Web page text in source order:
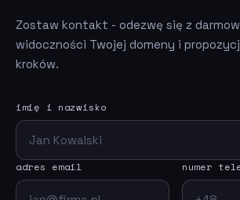
Zostaw kontakt - odezwę się z
widoczności Twojej domeny i
kroków.
imię i nazwisko
adres email numer